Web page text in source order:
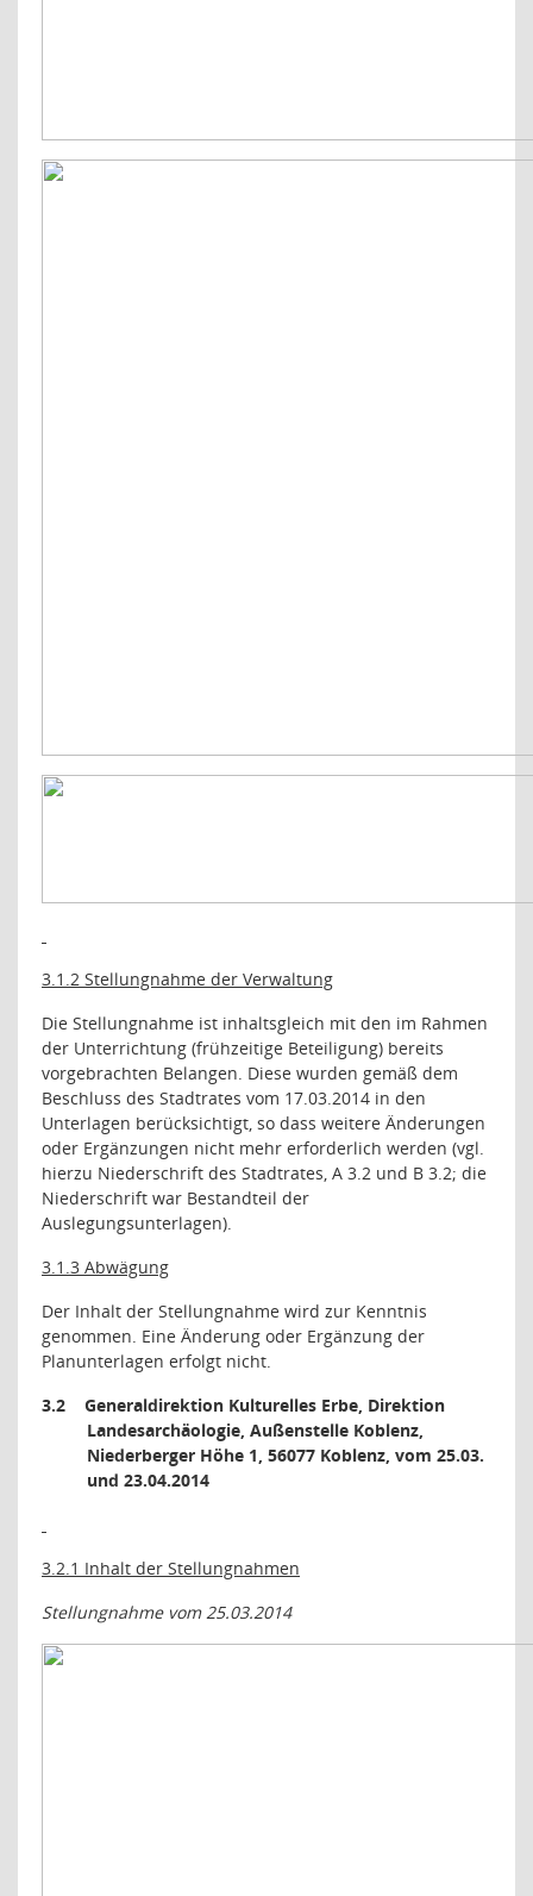
3.1.2 Stellungnahme der Verwaltung
Die Stellungnahme ist inhaltsgleich mit den im Rahmen
der Unterrichtung (frühzeitige Beteiligung) bereits
vorgebrachten Belangen. Diese wurden gemäß dem
Beschluss des Stadtrates vom 17.03.2014 in den
Unterlagen berücksichtigt, so dass weitere Änderungen
oder Ergänzungen nicht mehr erforderlich werden (vgl.
hierzu Niederschrift des Stadtrates, A 3.2 und B 3.2; die
Niederschrift war Bestandteil der
Auslegungsunterlagen).
3.1.3 Abwägung
Der Inhalt der Stellungnahme wird zur Kenntnis
genommen. Eine Änderung oder Ergänzung der
Planunterlagen erfolgt nicht.
3.2
Generaldirektion Kulturelles Erbe, Direktion
Landesarchäologie, Außenstelle Koblenz,
Niederberger Höhe 1, 56077 Koblenz, vom 25.03.
und 23.04.2014
3.2.1 Inhalt der Stellungnahmen
Stellungnahme vom 25.03.2014